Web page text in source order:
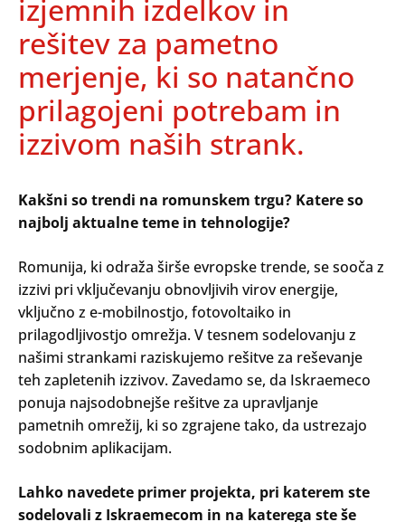
Search
izjemnih izdelkov in
rešitev za pametno
merjenje, ki so natančno
prilagojeni potrebam in
izzivom naših strank.
Kakšni so trendi na romunskem trgu? Katere so
najbolj aktualne teme in tehnologije?
Romunija, ki odraža širše evropske trende, se sooča z
izzivi pri vključevanju obnovljivih virov energije,
vključno z e-mobilnostjo, fotovoltaiko in
prilagodljivostjo omrežja. V tesnem sodelovanju z
našimi strankami raziskujemo rešitve za reševanje
teh zapletenih izzivov. Zavedamo se, da Iskraemeco
ponuja najsodobnejše rešitve za upravljanje
pametnih omrežij, ki so zgrajene tako, da ustrezajo
sodobnim aplikacijam.
Lahko navedete primer projekta, pri katerem ste
sodelovali z Iskraemecom in na katerega ste še